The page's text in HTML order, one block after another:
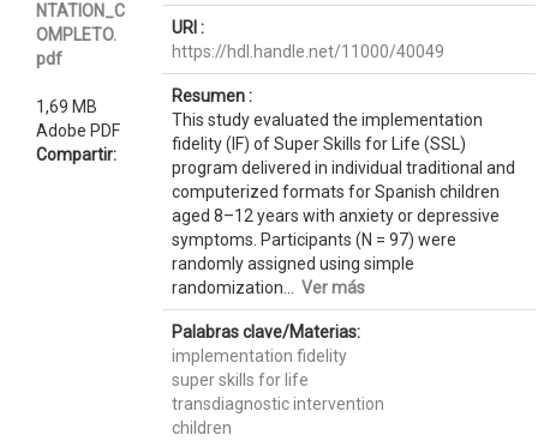
NTATION_C
OMPLETO.
pdf
1,69 MB
Adobe PDF
Compartir:
URI :
https://hdl.handle.net/11000/40049
Resumen :
This study evaluated the implementation
fidelity (IF) of Super Skills for Life (SSL)
program delivered in individual traditional and
computerized formats for Spanish children
aged 8–12 years with anxiety or depressive
symptoms. Participants (N = 97) were
randomly assigned using simple
randomization... Ver más
Palabras clave/Materias:
implementation fidelity
super skills for life
transdiagnostic intervention
children